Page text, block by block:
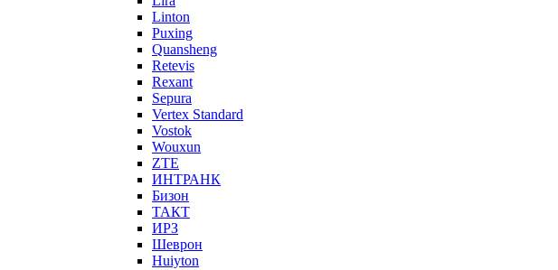
Linton
Puxing
Quansheng
Retevis
Rexant
Sepura
Vertex Standard
Vostok
Wouxun
ZTE
ИНТРАНК
Бизон
ТАКТ
ИРЗ
Шеврон
Huiyton